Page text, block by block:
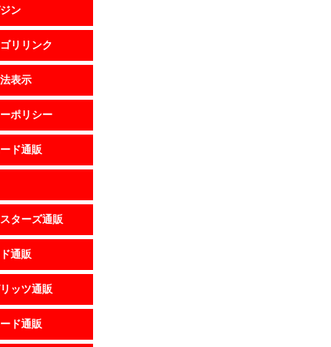
ン
リリンク
表示
ポリシー
ド通販
ターズ通販
通販
ッツ通販
ド通販